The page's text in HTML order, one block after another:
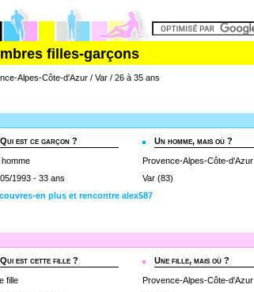
filles-garçons
Alpes-Côte-d'Azur / Var / 26 à 35 ans
Qui est ce garçon ?
homme
1993 - 33 ans
Un homme, mais où ?
Provence-Alpes-Côte-d'Azur
Var (83)
en plus et rencontre alex587
Qui est cette fille ?
fille
Une fille, mais où ?
Provence-Alpes-Côte-d'Azur